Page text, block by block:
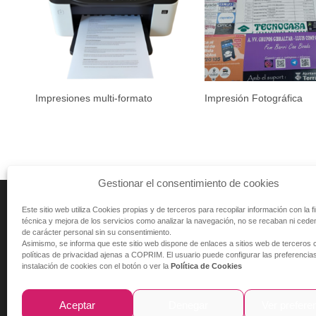
Gestionar el consentimiento de cookies
Este sitio web utiliza Cookies propias y de terceros para recopilar información con la
técnica y mejora de los servicios como analizar la navegación, no se recaban ni
de carácter personal sin su consentimiento.
Asimismo, se informa que este sitio web dispone de enlaces a sitios web de terceros
políticas de privacidad ajenas a COPRIM. El usuario puede configurar las
instalación de cookies con el botón o ver la Política de Cookies
Aceptar
Impresiones multi-formato Impresión Fotográfica
C/ Magallanes 13
08225 Terrassa - Barcelona (España)
Tel:+34 644 695 583
E-mail: coprim2.0@coprim.es
Diseño y